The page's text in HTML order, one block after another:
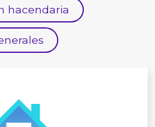
hacendaria